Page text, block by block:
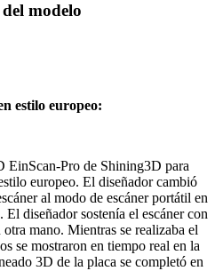
modelo
estilo europeo:
EinScan-Pro de Shining3D para
europeo. El diseñador cambió
al modo de escáner portátil en
diseñador sostenía el escáner con
mano. Mientras se realizaba el
se mostraron en tiempo real en la
3D de la placa se completó en